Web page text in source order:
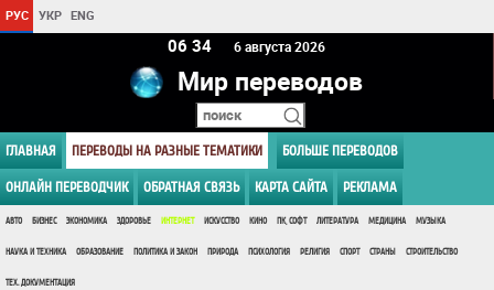
РУС УКР ENG
06:34 6 августа 2026
Мир переводов
ГЛАВНАЯ ПЕРЕВОДЫ НА РАЗНЫЕ ТЕМАТИКИ БОЛЬШЕ ПЕРЕВОДОВ
ОНЛАЙН ПЕРЕВОДЧИК ОБРАТНАЯ СВЯЗЬ КАРТА САЙТА РЕКЛАМА
АВТО БИЗНЕС ЭКОНОМИКА ЗДОРОВЬЕ ИНТЕРНЕТ ИСКУССТВО КИНО ПК, СОФТ ЛИТЕРАТУРА МЕДИЦИНА МУЗЫКА
НАУКА И ТЕХНИКА ОБРАЗОВАНИЕ ПОЛИТИКА И ЗАКОН ПРИРОДА ПСИХОЛОГИЯ РЕЛИГИЯ СПОРТ СТРАНЫ СТРОИТЕЛЬСТВО
ТЕХ. ДОКУМЕНТАЦИЯ